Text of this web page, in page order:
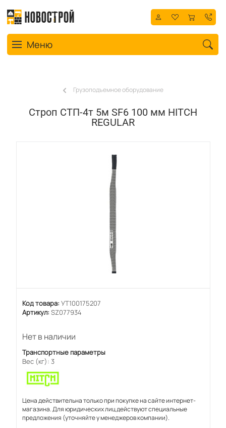
Toggle navigation
Меню
Грузоподъемное оборудование
Строп СТП-4т 5м SF6 100 мм HITCH
REGULAR
Код товара: УТ100175207
Артикул: SZ077934
Нет в наличии
Транспортные параметры
Вес (кг): 3
Цена действительна только при покупке на сайте интернет-
магазина. Для юридических лиц действуют специальные
предложения (уточняйте у менеджеров компании).